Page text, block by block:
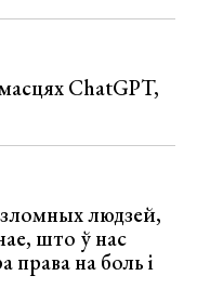
ChatGPT,
людзей,
што ў нас
права на боль і